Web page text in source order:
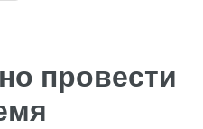
провести